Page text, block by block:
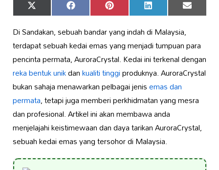
Share
on
X
(Twitter)
Share
on
Facebook Share
on
Pinterest Share
on
LinkedIn Share
on
Email
Di Sandakan, sebuah bandar yang indah di Malaysia,
terdapat sebuah kedai emas yang menjadi tumpuan para
pencinta permata, AuroraCrystal. Kedai ini terkenal dengan
reka bentuk unikdankualiti tinggiproduknya. AuroraCrystal
bukan sahaja menawarkan pelbagai jenisemas dan
permata, tetapi juga memberi perkhidmatan yang mesra
dan profesional. Artikel ini akan membawa anda
menjelajahi keistimewaan dan daya tarikan AuroraCrystal,
sebuah kedai emas yang tersohor di Malaysia.